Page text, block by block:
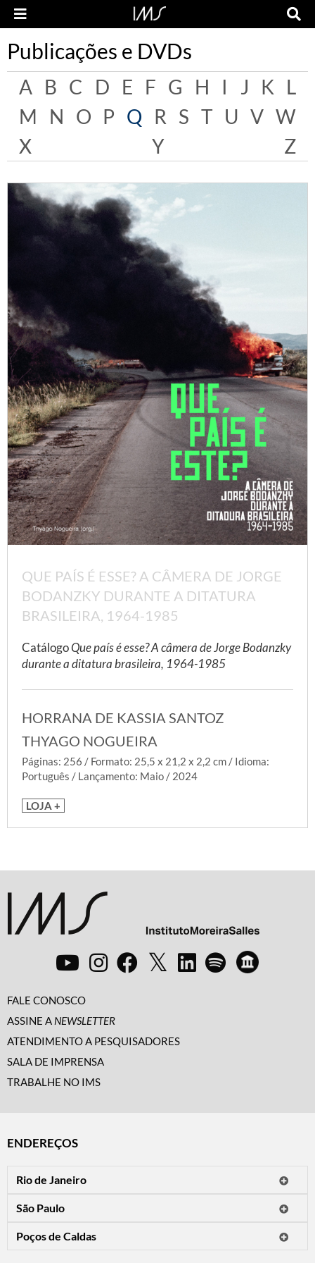
Publicações e DVDs
A B C D E F G H I J K L
M
N O P Q R S T U V W
X
Y Z
QUE PAÍS É ESSE? A CÂMERA DE JORGE
BODANZKY DURANTE A DITATURA
BRASILEIRA, 1964-1985
CatálogoQue país é esse? A câmera de Jorge Bodanzky
durante a ditatura brasileira, 1964-1985
HORRANA DE KASSIA SANTOZ
THYAGO NOGUEIRA
Páginas: 256 / Formato: 25,5 x 21,2 x 2,2 cm / Idioma:
Português / Lançamento: Maio / 2024
LOJA +
FALE CONOSCO
ASSINE A NEWSLETTER
ATENDIMENTO A PESQUISADORES
SALA DE IMPRENSA
TRABALHE NO IMS
ENDEREÇOS
Rio de Janeiro
Horário de visitação: a programação do IMS no Rio de Janeiro será
apresentada em instituições culturais parceiras.
São Paulo
CEP 01310-300 - São Paulo/SP
Poços de Caldas